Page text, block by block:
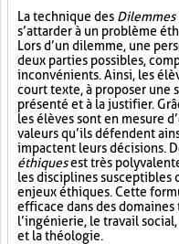
La technique des Dilemmes
s’attarder à un problème
Lors d’un dilemme, une
deux parties possibles,
inconvénients. Ainsi, les
court texte, à proposer une
présenté et à la justifier.
les élèves sont en mesure
valeurs qu’ils défendent
impactent leurs décisions.
éthiquesest très
les disciplines susceptibles
enjeux éthiques. Cette
efficace dans des
l’ingénierie, le travail
et la théologie.